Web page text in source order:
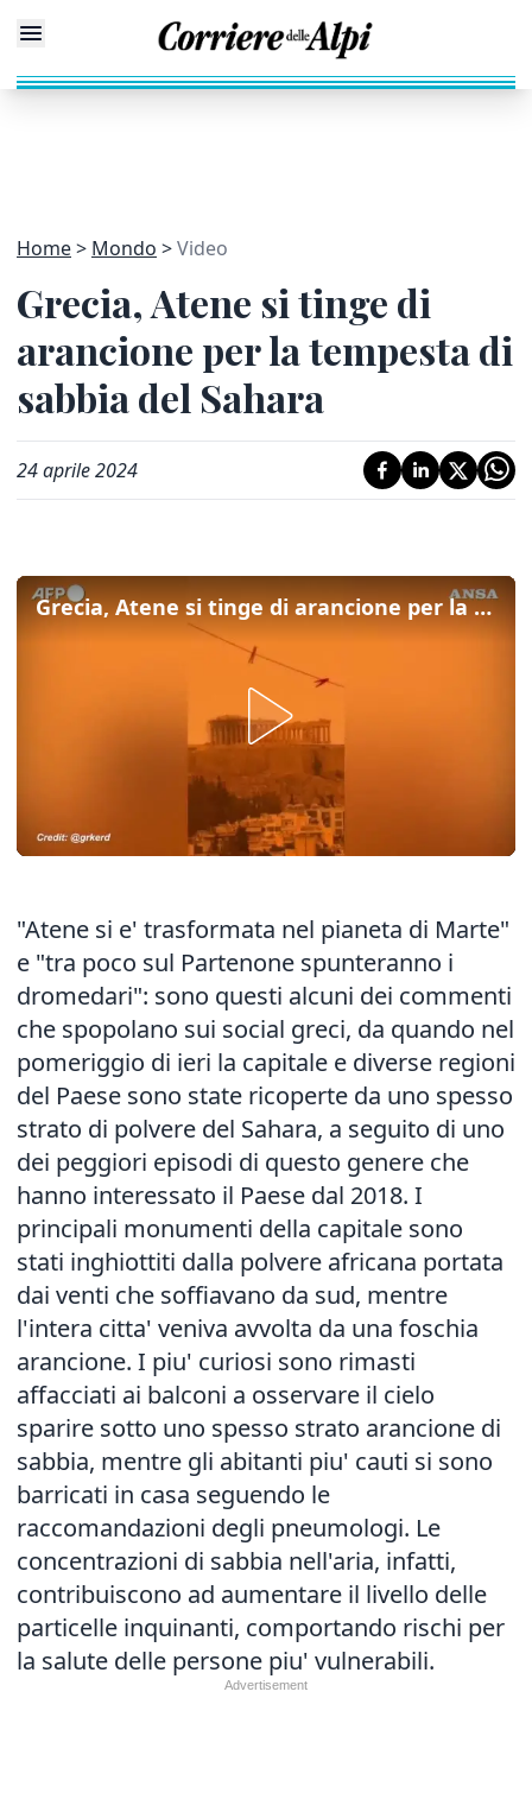
Home Mondo Video
Grecia, Atene si tinge di
arancione per la tempesta di
sabbia del Sahara
24 aprile 2024
Grecia, Atene si tinge di arancione per la tempesta di sabbia del Sahara
"Atene si e' trasformata nel pianeta di Marte"
e "tra poco sul Partenone spunteranno i
dromedari": sono questi alcuni dei commenti
che spopolano sui social greci, da quando nel
pomeriggio di ieri la capitale e diverse regioni
del Paese sono state ricoperte da uno spesso
strato di polvere del Sahara, a seguito di uno
dei peggiori episodi di questo genere che
hanno interessato il Paese dal 2018. I
principali monumenti della capitale sono
stati inghiottiti dalla polvere africana portata
dai venti che soffiavano da sud, mentre
l'intera citta' veniva avvolta da una foschia
arancione. I piu' curiosi sono rimasti
affacciati ai balconi a osservare il cielo
sparire sotto uno spesso strato arancione di
sabbia, mentre gli abitanti piu' cauti si sono
barricati in casa seguendo le
raccomandazioni degli pneumologi. Le
concentrazioni di sabbia nell'aria, infatti,
contribuiscono ad aumentare il livello delle
particelle inquinanti, comportando rischi per
la salute delle persone piu' vulnerabili.